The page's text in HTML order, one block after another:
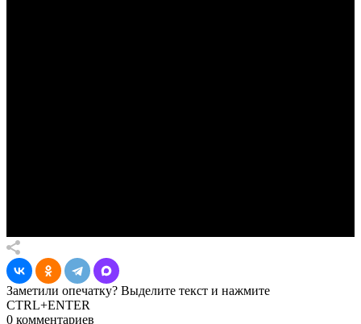
Заметили опечатку? Выделите текст и нажмите
CTRL+ENTER
0 комментариев